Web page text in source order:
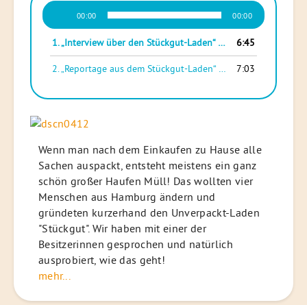
Audio-
Player
00:00 00:00
1.„Interview über den Stückgut-Laden“ — TIDE6:45
2.„Reportage aus dem Stückgut-Laden“ — TIDE7:03
Wenn man nach dem Einkaufen zu Hause alle
Sachen auspackt, entsteht meistens ein ganz
schön großer Haufen Müll! Das wollten vier
Menschen aus Hamburg ändern und
gründeten kurzerhand den Unverpackt-Laden
"Stückgut". Wir haben mit einer der
Besitzerinnen gesprochen und natürlich
ausprobiert, wie das geht!
mehr...